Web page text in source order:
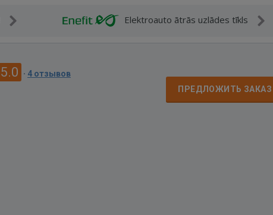
Elektroauto ātrās uzlādes tīkls
5.0 · 4 отзывов
ПРЕДЛОЖИТЬ ЗАКАЗ